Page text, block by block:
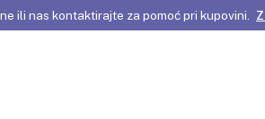
ili nas kontaktirajte za pomoć pri kupovini.
odabrani proizvodi i posebne ponude za